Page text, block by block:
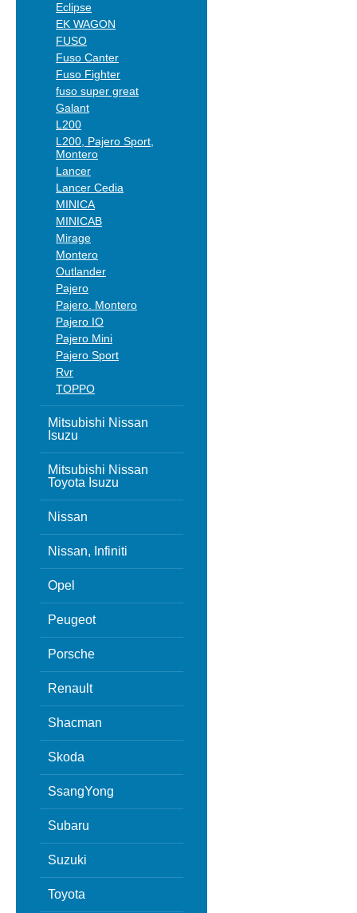
Eclipse
EK WAGON
FUSO
Fuso Canter
Fuso Fighter
fuso super great
Galant
L200
L200, Pajero Sport,
Montero
Lancer
Lancer Cedia
MINICA
MINICAB
Mirage
Montero
Outlander
Pajero
Pajero. Montero
Pajero IO
Pajero Mini
Pajero Sport
Rvr
TOPPO
Mitsubishi Nissan
Isuzu
Mitsubishi Nissan
Toyota Isuzu
Nissan
Nissan, Infiniti
Opel
Peugeot
Porsche
Renault
Shacman
Skoda
SsangYong
Subaru
Suzuki
Toyota